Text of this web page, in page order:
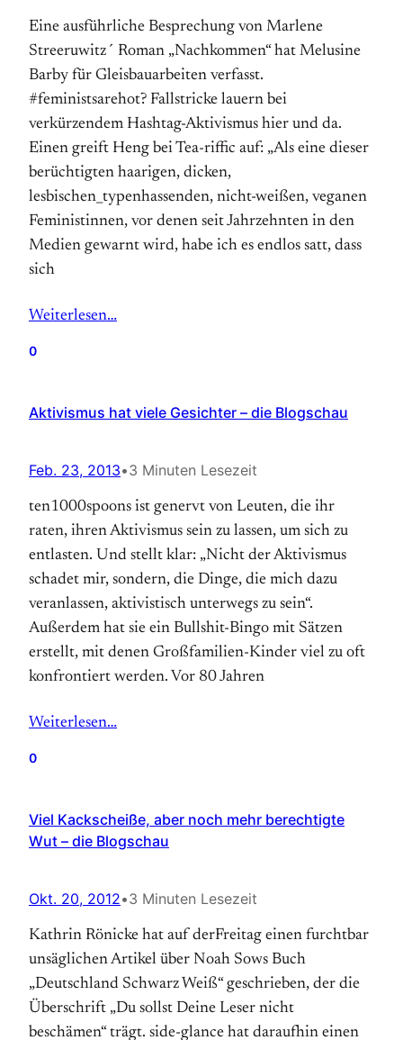
Eine ausführliche Besprechung von Marlene
Streeruwitz´ Roman „Nachkommen“ hat Melusine
Barby für Gleisbauarbeiten verfasst.
#feministsarehot? Fallstricke lauern bei
verkürzendem Hashtag-Aktivismus hier und da.
Einen greift Heng bei Tea-riffic auf: „Als eine dieser
berüchtigten haarigen, dicken,
lesbischen_typenhassenden, nicht-weißen, veganen
Feministinnen, vor denen seit Jahrzehnten in den
Medien gewarnt wird, habe ich es endlos satt, dass
sich
Weiterlesen…
0
Aktivismus hat viele Gesichter – die Blogschau
Feb. 23, 2013•3 Minuten Lesezeit
ten1000spoons ist genervt von Leuten, die ihr
raten, ihren Aktivismus sein zu lassen, um sich zu
entlasten. Und stellt klar: „Nicht der Aktivismus
schadet mir, sondern, die Dinge, die mich dazu
veranlassen, aktivistisch unterwegs zu sein“.
Außerdem hat sie ein Bullshit-Bingo mit Sätzen
erstellt, mit denen Großfamilien-Kinder viel zu oft
konfrontiert werden. Vor 80 Jahren
Weiterlesen…
0
Viel Kackscheiße, aber noch mehr berechtigte
Wut – die Blogschau
Okt. 20, 2012•3 Minuten Lesezeit
Kathrin Rönicke hat auf derFreitag einen furchtbar
unsäglichen Artikel über Noah Sows Buch
„Deutschland Schwarz Weiß“ geschrieben, der die
Überschrift „Du sollst Deine Leser nicht
beschämen“ trägt. side-glance hat daraufhin einen